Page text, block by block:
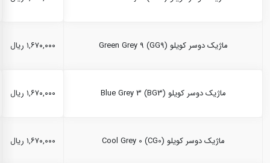
ماژیک دوسر کویلو Green Grey 9 (GG9) ۱,۶۷۰,۰۰۰ ریال
ماژیک دوسر کویلو Blue Grey 3 (BG3) ۱,۶۷۰,۰۰۰ ریال
ماژیک دوسر کویلو Cool Grey 0 (CG0) ۱,۶۷۰,۰۰۰ ریال